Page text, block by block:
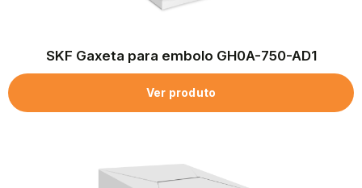
SKF Gaxeta para embolo GH0A-750-AD1
Ver produto